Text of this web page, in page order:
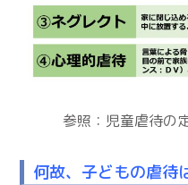
参照： 児童虐待の
何故、子どもの虐待